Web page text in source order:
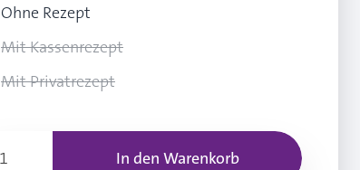
Ohne Rezept
Mit Kassenrezept
Mit Privatrezept
In den Warenkorb